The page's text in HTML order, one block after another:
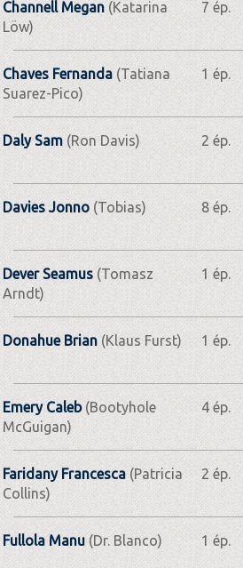
Channell Megan(Katarina
Löw)
7 ép.
Chaves Fernanda (Tatiana
Suarez-Pico)
1 ép.
Daly Sam(Ron Davis) 2 ép.
Davies Jonno(Tobias) 8 ép.
Dever Seamus(Tomasz
Arndt)
1 ép.
Donahue Brian(Klaus Furst) 1 ép.
Emery Caleb(Bootyhole
McGuigan)
4 ép.
Faridany Francesca(Patricia
Collins)
2 ép.
Fullola Manu(Dr. Blanco) 1 ép.